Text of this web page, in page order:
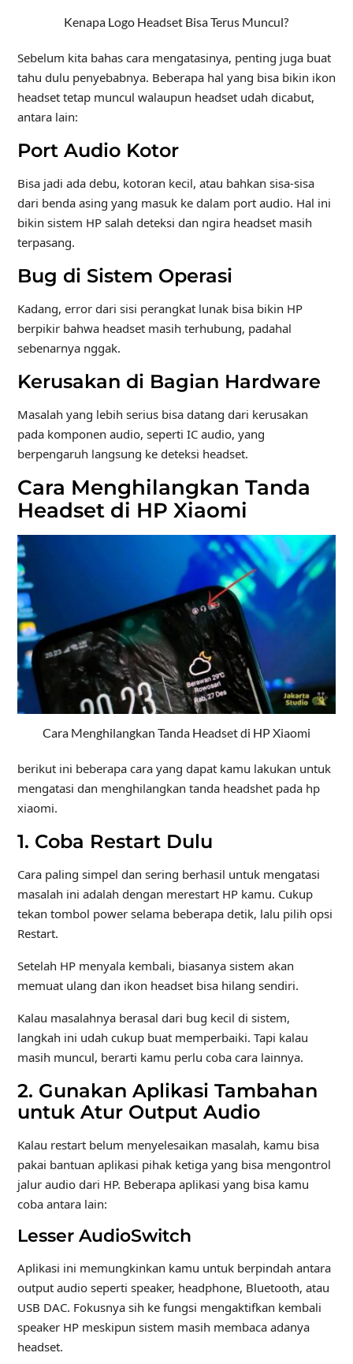
Kenapa Logo Headset Bisa Terus Muncul?
Sebelum kita bahas cara mengatasinya, penting juga buat
tahu dulu penyebabnya. Beberapa hal yang bisa bikin ikon
headset tetap muncul walaupun headset udah dicabut,
antara lain:
Port Audio Kotor
Bisa jadi ada debu, kotoran kecil, atau bahkan sisa-sisa
dari benda asing yang masuk ke dalam port audio. Hal ini
bikin sistem HP salah deteksi dan ngira headset masih
terpasang.
Bug di Sistem Operasi
Kadang, error dari sisi perangkat lunak bisa bikin HP
berpikir bahwa headset masih terhubung, padahal
sebenarnya nggak.
Kerusakan di Bagian Hardware
Masalah yang lebih serius bisa datang dari kerusakan
pada komponen audio, seperti IC audio, yang
berpengaruh langsung ke deteksi headset.
Cara Menghilangkan Tanda
Headset di HP Xiaomi
Cara Menghilangkan Tanda Headset di HP Xiaomi
berikut ini beberapa cara yang dapat kamu lakukan untuk
mengatasi dan menghilangkan tanda headshet pada hp
xiaomi.
1. Coba Restart Dulu
Cara paling simpel dan sering berhasil untuk mengatasi
masalah ini adalah dengan merestart HP kamu. Cukup
tekan tombol power selama beberapa detik, lalu pilih opsi
Restart.
Setelah HP menyala kembali, biasanya sistem akan
memuat ulang dan ikon headset bisa hilang sendiri.
Kalau masalahnya berasal dari bug kecil di sistem,
langkah ini udah cukup buat memperbaiki. Tapi kalau
masih muncul, berarti kamu perlu coba cara lainnya.
2. Gunakan Aplikasi Tambahan
untuk Atur Output Audio
Kalau restart belum menyelesaikan masalah, kamu bisa
pakai bantuan aplikasi pihak ketiga yang bisa mengontrol
jalur audio dari HP. Beberapa aplikasi yang bisa kamu
coba antara lain:
Lesser AudioSwitch
Aplikasi ini memungkinkan kamu untuk berpindah antara
output audio seperti speaker, headphone, Bluetooth, atau
USB DAC. Fokusnya sih ke fungsi mengaktifkan kembali
speaker HP meskipun sistem masih membaca adanya
headset.